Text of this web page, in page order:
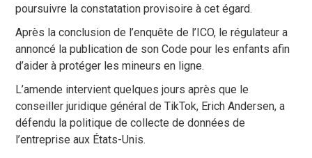
poursuivre la constatation provisoire à cet égard.
Après la conclusion de l’enquête de l’ICO, le régulateur a
annoncé la publication de son Code pour les enfants afin
d’aider à protéger les mineurs en ligne.
L’amende intervient quelques jours après que le
conseiller juridique général de TikTok, Erich Andersen, a
défendu la politique de collecte de données de
l’entreprise aux États-Unis.